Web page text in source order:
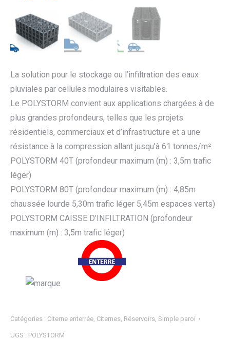
La solution pour le stockage ou l’infiltration des eaux
pluviales par cellules modulaires visitables.
Le POLYSTORM convient aux applications chargées à de
plus grandes profondeurs, telles que les projets
résidentiels, commerciaux et d’infrastructure et a une
résistance à la compression allant jusqu’à 61 tonnes/m².
POLYSTORM 40T (profondeur maximum (m) : 3,5m trafic
léger)
POLYSTORM 80T (profondeur maximum (m) : 4,85m
chaussée lourde 5,30m trafic léger 5,45m espaces verts)
POLYSTORM CAISSE D’INFILTRATION (profondeur
maximum (m) : 3,5m trafic léger)
Catégories : Citerne enterrée, Citernes, Réservoirs, Simple paroi
UGS : POLYSTORM